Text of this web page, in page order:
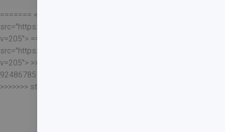
======= <<<<<<< HEAD
src="https://loja.sabin.com.br//skin/frontend/sabin/default/
v=205"> =======
src="https://loja.sabin.com.br//skin/frontend/sabin/default/
v=205"> >>>>>>>
92486785178204652eaf37adafb13ec7f5401a93
>>>>>>> staging-merge